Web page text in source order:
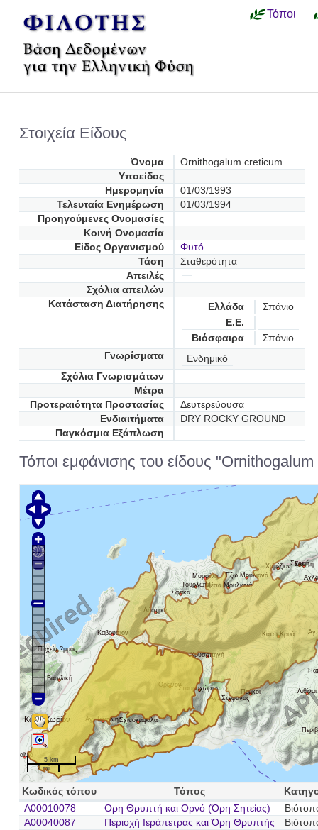
Τόποι
Στοιχεία Είδους
Όνομα
Ornithogalum creticum
Υποείδος
Ημερομηνία
01/03/1993
Τελευταία Ενημέρωση
01/03/1994
Προηγούμενες Oνομασίες
Κοινή Ονομασία
Είδος Οργανισμού
Φυτό
Τάση
Σταθερότητα
Απειλές
Σχόλια απειλών
Κατάσταση Διατήρησης
Ελλάδα
Σπάνιο
Ε.Ε.
Βιόσφαιρα
Σπάνιο
Γνωρίσματα
Ενδημικό
Σχόλια Γνωρισμάτων
Μέτρα
Προτεραιότητα Προστασίας
Δευτερεύουσα
Ενδιαιτήματα
DRY ROCKY GROUND
Παγκόσμια Εξάπλωση
Τόποι εμφάνισης του είδους
Σκοπή
Σκοπή
Χαμέζιον
Έξω Μουλιανά
Μυρσίνη
Μέσα Μουλιανά
Τουρλωτή
Σφάκα
Λάστρος
Καβούσιον Κάτω Κρυά
Παχεία ?μμος
Χρυσοπηγή
Βασιλική
ΟρεινόνΣταυροχώριον Λιθίναι
Πεύκοι
Αγ. Στέφανος
Κάτω Χωρίον Σχινοκάψαλα
Αγ. Ιωάννης
Βαϊνιά
5 km
2 mi
Κωδικός τόπου Τόπος
A00010078
Ορη Θρυπτή και Ορνό (Όρη Σητείας)
A00040087
Περιοχή Ιεράπετρας και Όρη Θρυπτής